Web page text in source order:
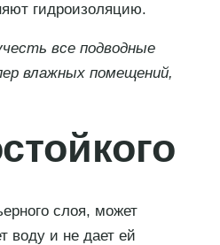
гидроизоляцию.
все подводные
влажных помещений,
слоя, может
воду и не дает ей